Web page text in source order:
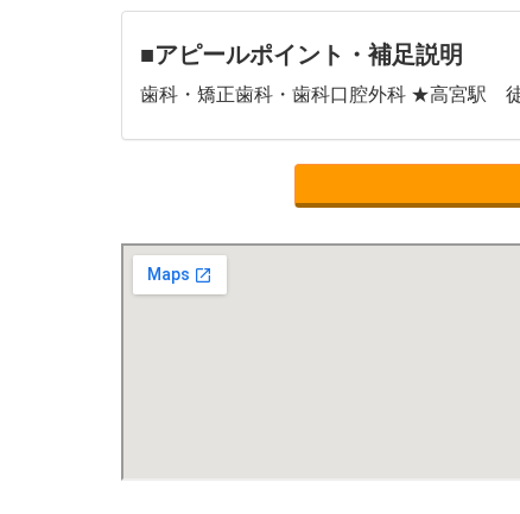
■アピールポイント・補足説明
歯科・矯正歯科・歯科口腔外科 ★高宮駅